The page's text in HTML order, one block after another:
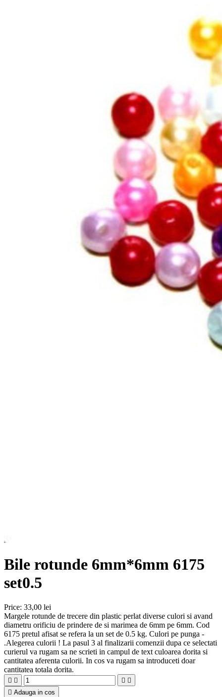
Bile rotunde 6mm*6mm 6175
set0.5
Price: 33,00 lei
Margele rotunde de trecere din plastic perlat diverse culori si avand
diametru orificiu de prindere de si marimea de 6mm pe 6mm. Cod
6175 pretul afisat se refera la un set de 0.5 kg. Culori pe punga -
.Alegerea culorii ! La pasul 3 al finalizarii comenzii dupa ce selectati
curierul va rugam sa ne scrieti in campul de text culoarea dorita si
cantitatea aferenta culorii. In cos va rugam sa introduceti doar
cantitatea totala dorita.
   
 Adauga in cos